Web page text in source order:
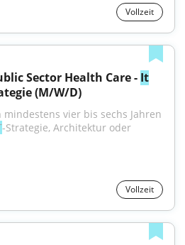
Vollzeit
Sector Health Care - It
(M/W/D)
vier bis sechs Jahren
-Strategie, Architektur oder
Vollzeit